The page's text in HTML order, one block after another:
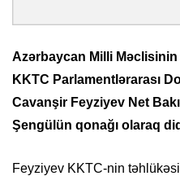
Azərbaycan Milli
KKTC Parlamentlərarası
Cavanşir Feyziyev Net
Şengülün qonağı olaraq
Feyziyev KKTC-nin